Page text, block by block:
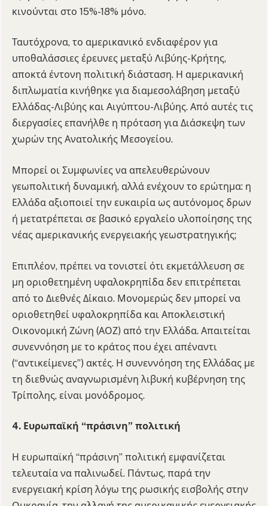
κινούνται στο 15%-18% μόνο.
Ταυτόχρονα, το αμερικανικό ενδιαφέρον για
υποθαλάσσιες έρευνες μεταξύ Λιβύης-Κρήτης,
αποκτά έντονη πολιτική διάσταση. Η αμερικανική
διπλωματία κινήθηκε για διαμεσολάβηση μεταξύ
Ελλάδας-Λιβύης και Αιγύπτου-Λιβύης. Από αυτές τις
διεργασίες επανήλθε η πρόταση για Διάσκεψη των
χωρών της Ανατολικής Μεσογείου.
Μπορεί οι Συμφωνίες να απελευθερώνουν
γεωπολιτική δυναμική, αλλά ενέχουν το ερώτημα: η
Ελλάδα αξιοποιεί την ευκαιρία ως αυτόνομος δρων
ή μετατρέπεται σε βασικό εργαλείο υλοποίησης της
νέας αμερικανικής ενεργειακής γεωστρατηγικής;
Επιπλέον, πρέπει να τονιστεί ότι εκμετάλλευση σε
μη οριοθετημένη υφαλοκρηπίδα δεν επιτρέπεται
από το Διεθνές Δίκαιο. Μονομερώς δεν μπορεί να
οριοθετηθεί υφαλοκρηπίδα και Αποκλειστική
Οικονομική Ζώνη (ΑΟΖ) από την Ελλάδα. Απαιτείται
συνεννόηση με το κράτος που έχει απέναντι
(“αντικείμενες”) ακτές. Η συνεννόηση της Ελλάδας με
τη διεθνώς αναγνωρισμένη λιβυκή κυβέρνηση της
Τρίπολης, είναι μονόδρομος.
4. Ευρωπαϊκή “πράσινη” πολιτική
Η ευρωπαϊκή “πράσινη” πολιτική εμφανίζεται
τελευταία να παλινωδεί. Πάντως, παρά την
ενεργειακή κρίση λόγω της ρωσικής εισβολής στην